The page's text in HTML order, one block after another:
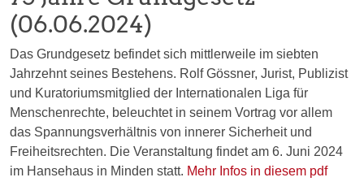
(06.06.2024)
Das Grundgesetz befindet sich mittlerweile im siebten
Jahrzehnt seines Bestehens. Rolf Gössner, Jurist, Publizist
und Kuratoriumsmitglied der Internationalen Liga für
Menschenrechte, beleuchtet in seinem Vortrag vor allem
das Spannungsverhältnis von innerer Sicherheit und
Freiheitsrechten. Die Veranstaltung findet am 6. Juni 2024
im Hansehaus in Minden statt. Mehr Infos in diesem pdf